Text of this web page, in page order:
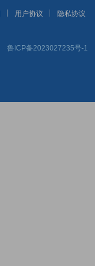
用户协议 隐私协议
鲁ICP备2023027235号-1